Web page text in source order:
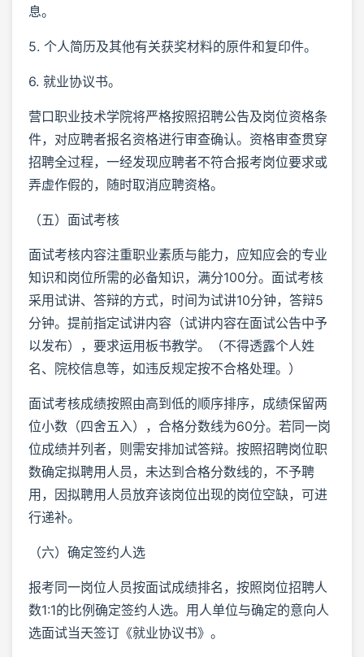
息。
5. 个人简历及其他有关获奖材料的原件和复印件。
6. 就业协议书。
营口职业技术学院将严格按照招聘公告及岗位资格条
件，对应聘者报名资格进行审查确认。资格审查贯穿
招聘全过程，一经发现应聘者不符合报考岗位要求或
弄虚作假的，随时取消应聘资格。
（五）面试考核
面试考核内容注重职业素质与能力，应知应会的专业
知识和岗位所需的必备知识，满分100分。面试考核
采用试讲、答辩的方式，时间为试讲10分钟，答辩5
分钟。提前指定试讲内容（试讲内容在面试公告中予
以发布），要求运用板书教学。（不得透露个人姓
名、院校信息等，如违反规定按不合格处理。）
面试考核成绩按照由高到低的顺序排序，成绩保留两
位小数（四舍五入），合格分数线为60分。若同一岗
位成绩并列者，则需安排加试答辩。按照招聘岗位职
数确定拟聘用人员，未达到合格分数线的，不予聘
用，因拟聘用人员放弃该岗位出现的岗位空缺，可进
行递补。
（六）确定签约人选
报考同一岗位人员按面试成绩排名，按照岗位招聘人
数1:1的比例确定签约人选。用人单位与确定的意向人
选面试当天签订《就业协议书》。